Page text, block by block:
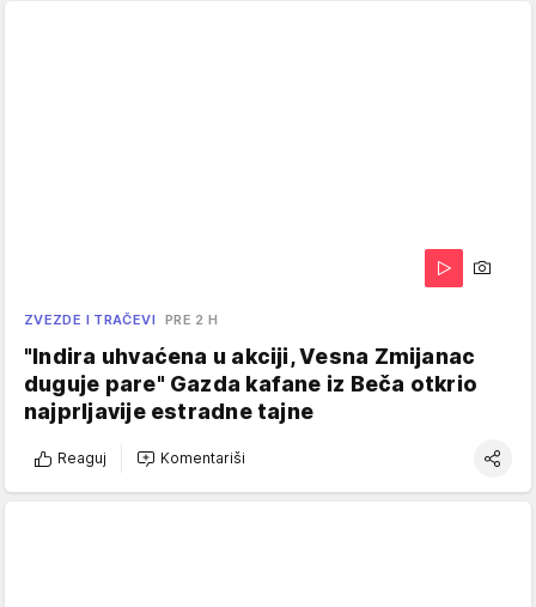
ZVEZDE I TRAČEVI PRE 2 H
"Indira uhvaćena u akciji, Vesna Zmijanac
duguje pare" Gazda kafane iz Beča otkrio
najprljavije estradne tajne
Reaguj Komentariši